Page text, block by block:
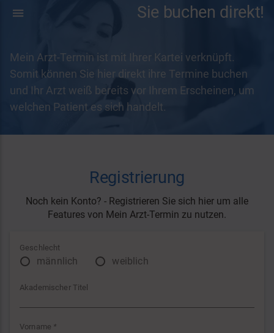
Sie buchen direkt!
Mein Arzt-Termin ist mit Ihrer Kartei verknüpft.
Somit können Sie hier direkt ihre Termine buchen
und Ihr Arzt weiß bereits vor Ihrem Erscheinen, um
welchen Patient es sich handelt.
Registrierung
Noch kein Konto? - Registrieren Sie sich hier um alle
Features von Mein Arzt-Termin zu nutzen.
Geschlecht
männlich weiblich
Akademischer Titel
Vorname *